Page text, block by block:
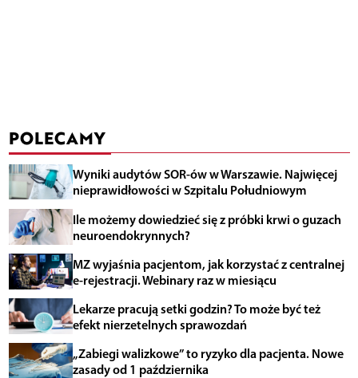
POLECAMY
Wyniki audytów SOR-ów w Warszawie. Najwięcej
nieprawidłowości w Szpitalu Południowym
Ile możemy dowiedzieć się z próbki krwi o guzach
neuroendokrynnych?
MZ wyjaśnia pacjentom, jak korzystać z centralnej
e-rejestracji. Webinary raz w miesiącu
Lekarze pracują setki godzin? To może być też
efekt nierzetelnych sprawozdań
„Zabiegi walizkowe” to ryzyko dla pacjenta. Nowe
zasady od 1 października